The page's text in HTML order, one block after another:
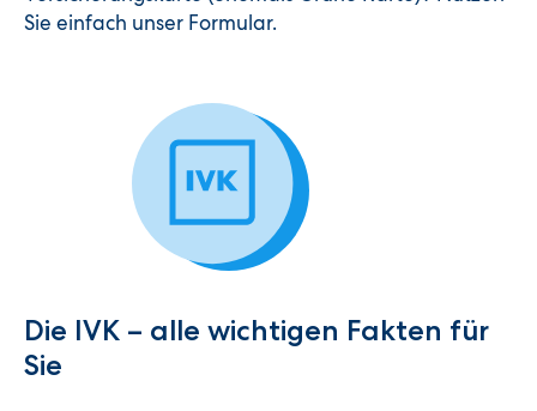
Sie einfach unser Formular.
Die IVK – alle wichtigen Fakten für
Sie